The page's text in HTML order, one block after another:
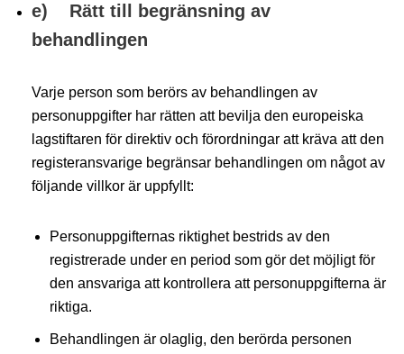
e) Rätt till begränsning av
behandlingen
Varje person som berörs av behandlingen av
personuppgifter har rätten att bevilja den europeiska
lagstiftaren för direktiv och förordningar att kräva att den
registeransvarige begränsar behandlingen om något av
följande villkor är uppfyllt:
Personuppgifternas riktighet bestrids av den
registrerade under en period som gör det möjligt för
den ansvariga att kontrollera att personuppgifterna är
riktiga.
Behandlingen är olaglig, den berörda personen